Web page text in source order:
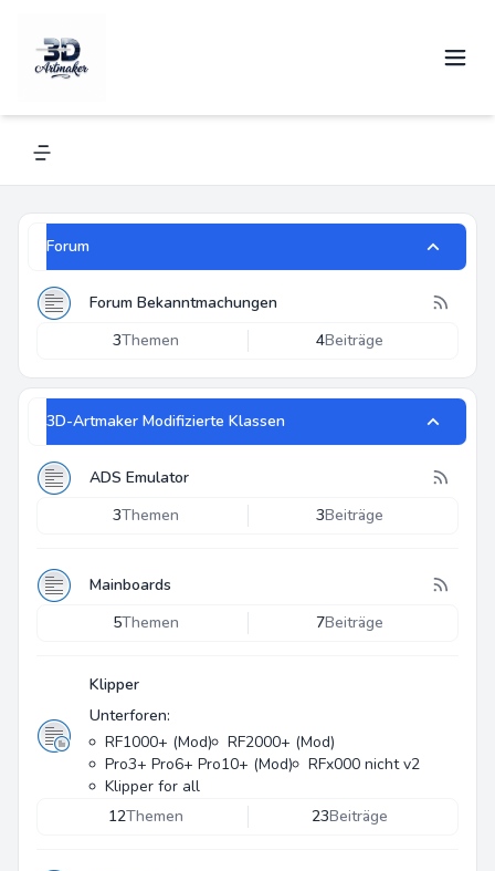
3D-Artmaker
Navigation menu
Forum
Forum Bekanntmachungen
3Themen 4Beiträge
3D-Artmaker Modifizierte Klassen
ADS Emulator
3Themen 3Beiträge
Mainboards
5Themen 7Beiträge
Klipper
Unterforen:
RF1000+ (Mod)
RF2000+ (Mod)
Pro3+ Pro6+ Pro10+ (Mod)
RFx000 nicht v2
Klipper for all
12Themen 23Beiträge